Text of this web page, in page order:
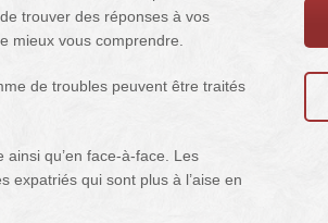
trouver des réponses à vos
mieux vous comprendre.
de troubles peuvent être traités
qu’en face-à-face. Les
expatriés qui sont plus à l’aise en